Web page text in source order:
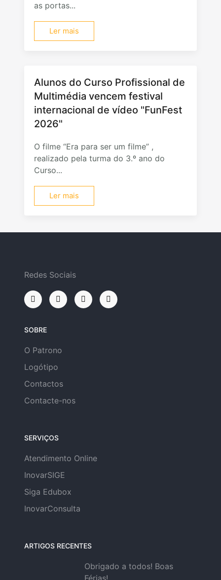
as portas...
Ler mais
Alunos do Curso Profissional de
Multimédia vencem festival
internacional de vídeo "FunFest
2026"
O filme “Era para ser um filme” ,
realizado pela turma do 3.º ano do
Curso...
Ler mais
Redes Sociais
SOBRE
O Patrono
Logótipo
Contactos
Contacte-nos
SERVIÇOS
Atendimento Online
InovarSIGE
Siga Edubox
InovarConsulta
ARTIGOS RECENTES
Obrigado a todos! Boas
Férias!